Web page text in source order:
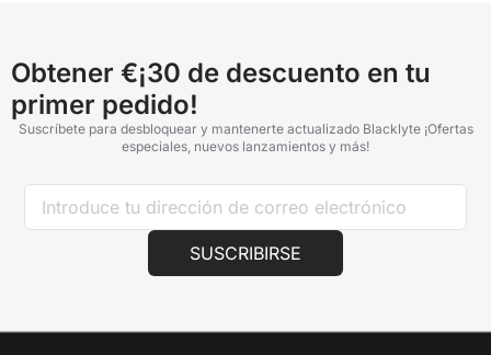
Obtener €¡30 de descuento en tu
primer pedido!
Suscríbete para desbloquear y mantenerte actualizado Blacklyte ¡Ofertas
especiales, nuevos lanzamientos y más!
SUSCRIBIRSE